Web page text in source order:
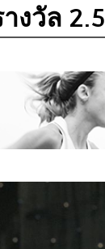
งวัล